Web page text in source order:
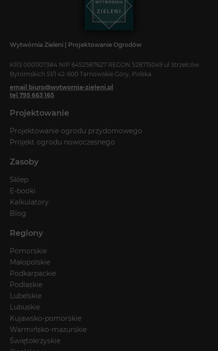
Wytwórnia Zieleni | Projektowanie Ogrodów
KRS 0001107384 NIP 6452587627 REGON 528715049 ul Strzelców
Bytomskich 51/1 42-600 Tarnowskie Góry, Polska
email biuro@wytwornia-zieleni.pl
tel 795 663 165
Projektowanie
Projektowanie ogrodu przydomowego
Projekt ogrodu nowoczesnego
Zasoby
Sklep
E-booki
Kalkulatory
Blog
Regiony
Pomorskie
Małopolskie
Podkarpackie
Podlaskie
Lubelskie
Lubuskie
Kujawsko-pomorskie
Warmińsko-mazurskie
Świętokrzyskie